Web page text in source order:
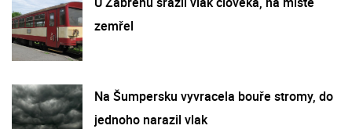
zemřel
Na Šumpersku vyvracela bouře stromy, do
jednoho narazil vlak